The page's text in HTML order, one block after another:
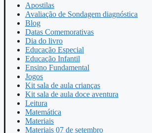
Apostilas
Avaliação de Sondagem diagnóstica
Blog
Datas Comemorativas
Dia do livro
Educação Especial
Educação Infantil
Ensino Fundamental
Jogos
Kit sala de aula crianças
Kit sala de aula doce aventura
Leitura
Matemática
Materiais
Materiais 07 de setembro